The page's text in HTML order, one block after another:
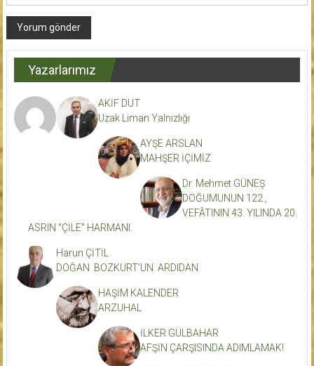
Yazarlarımız
AKİF DUT
Uzak Liman Yalnızlığı
AYŞE ARSLAN
MAHŞER İÇİMİZ
Dr. Mehmet GÜNEŞ
DOĞUMUNUN 122.,
VEFÂTININ 43. YILINDA 20.
ASRIN “ÇİLE” HARMANI.
Harun ÇİTİL
DOĞAN BOZKURT’UN ARDIDAN
HAŞİM KALENDER
ARZUHAL
İLKER GÜLBAHAR
AFŞİN ÇARŞISINDA ADIMLAMAK!